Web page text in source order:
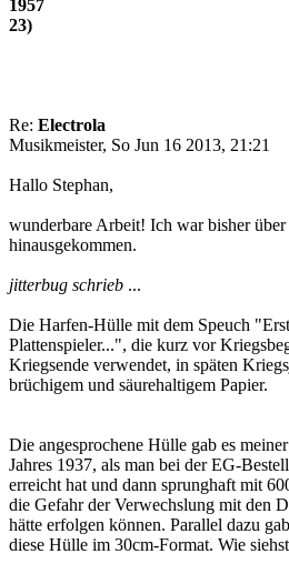
1957
23)
Re: Electrola
Musikmeister, So Jun 16 2013, 21:21
Hallo Stephan,
wunderbare Arbeit! Ich war bisher
hinausgekommen.
jitterbug schrieb ...
Die Harfen-Hülle mit dem Speuch
Plattenspieler...", die kurz vor
Kriegsende verwendet, in späten
brüchigem und säurehaltigem Papier.
Die angesprochene Hülle gab es
Jahres 1937, als man bei der EG-
erreicht hat und dann sprunghaft mit
die Gefahr der Verwechslung mit den
hätte erfolgen können. Parallel dazu
diese Hülle im 30cm-Format. Wie